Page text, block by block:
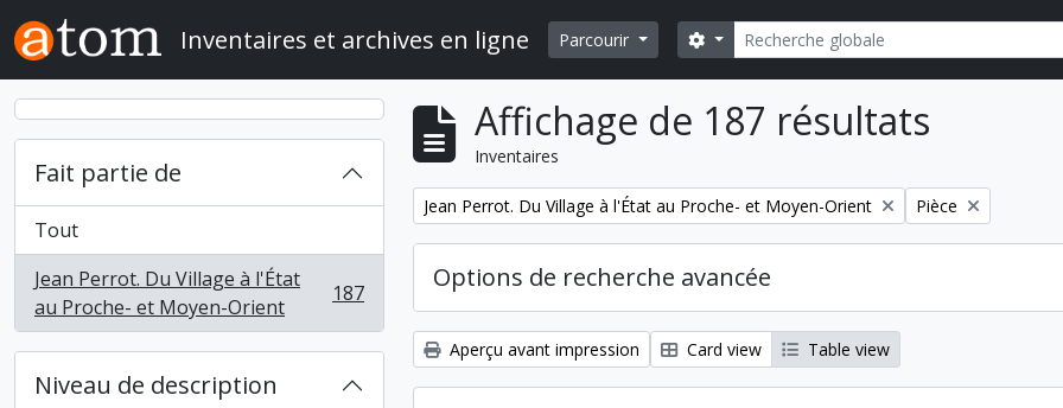
Skip to main content
Inventaires et archives en ligne Parcourir Rechercher
Search options
Fait partie de
Tout
Jean Perrot. Du Village à l'État
au Proche- et Moyen-Orient
, 187 résultats 187
Niveau de description
Affichage de 187 résultats
Inventaires
Remove filter:
Jean Perrot. Du Village à l'État au Proche- et Moyen-Orient Remove filter:
Pièce
Options de recherche avancée
Aperçu avant impression Card view Table view